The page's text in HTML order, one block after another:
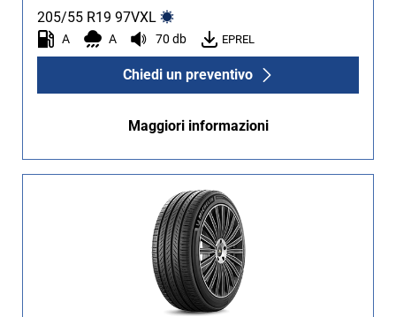
205/55 R19 97VXL
A A 70 db EPREL
Chiedi un preventivo
Maggiori informazioni